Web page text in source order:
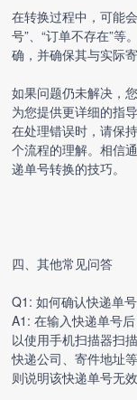
在转换过程中，可能
号”、“订单不存在”
确，并确保其与实际
如果问题仍未解决，
为您提供更详细的指
在处理错误时，请保
个流程的理解。相信
递单号转换的技巧。
四、其他常见问答
Q1: 如何确认快递单
A1: 在输入快递单号
以使用手机扫描器扫
快递公司、寄件地址
则说明该快递单号无效